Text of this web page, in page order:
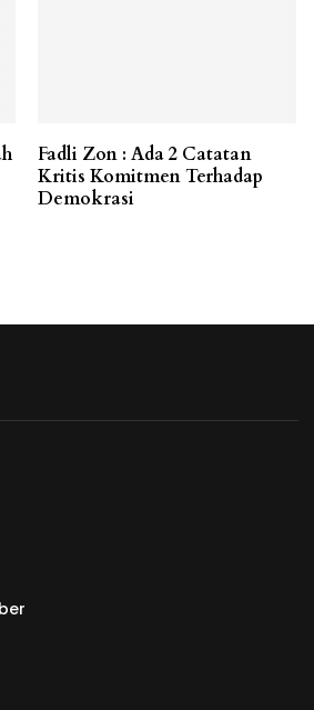
Fadli Zon : Ada 2 Catatan
Kritis Komitmen Terhadap
Demokrasi